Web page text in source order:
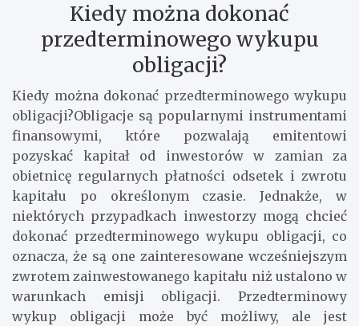
Kiedy można dokonać
przedterminowego wykupu
obligacji?
Kiedy można dokonać przedterminowego wykupu
obligacji?Obligacje są popularnymi instrumentami
finansowymi, które pozwalają emitentowi
pozyskać kapitał od inwestorów w zamian za
obietnicę regularnych płatności odsetek i zwrotu
kapitału po określonym czasie. Jednakże, w
niektórych przypadkach inwestorzy mogą chcieć
dokonać przedterminowego wykupu obligacji, co
oznacza, że ​​są one zainteresowane wcześniejszym
zwrotem zainwestowanego kapitału niż ustalono w
warunkach emisji obligacji. Przedterminowy
wykup obligacji może być możliwy, ale jest